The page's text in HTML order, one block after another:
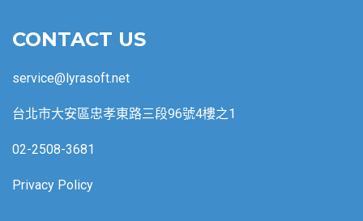
CONTACT US
service@lyrasoft.net
台北市大安區忠孝東路三段96號4樓之1
02-2508-3681
Privacy Policy